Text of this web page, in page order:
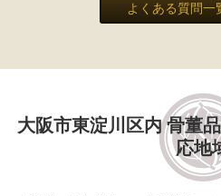
よくある質問一
大阪市東淀川区内 骨董
応地